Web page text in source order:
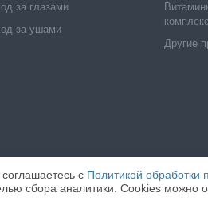
за глазами
за ушами
Другие
c Политикой обработки
сбора аналитики. Cookies можно